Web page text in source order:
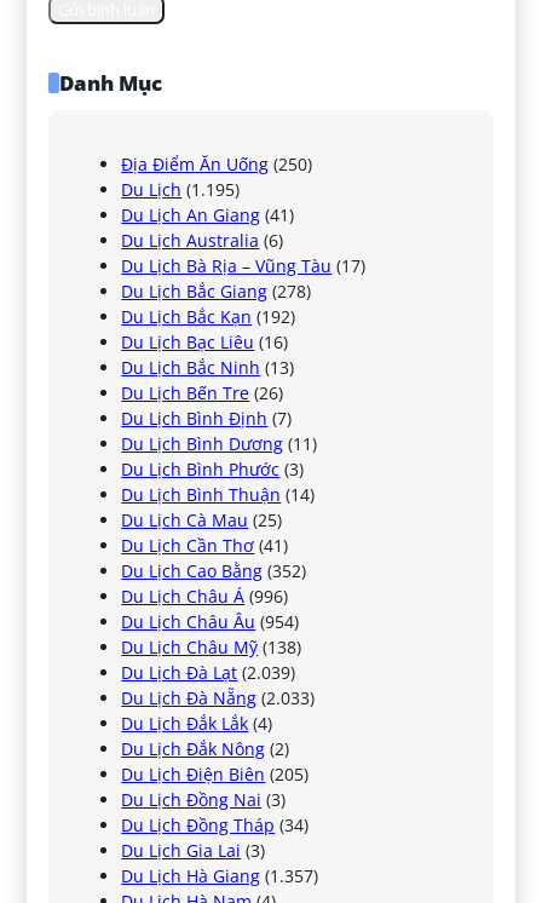
Danh Mục
Địa Điểm Ăn Uống (250)
Du Lịch (1.195)
Du Lịch An Giang (41)
Du Lịch Australia (6)
Du Lịch Bà Rịa – Vũng Tàu (17)
Du Lịch Bắc Giang (278)
Du Lịch Bắc Kạn (192)
Du Lịch Bạc Liêu (16)
Du Lịch Bắc Ninh (13)
Du Lịch Bến Tre (26)
Du Lịch Bình Định (7)
Du Lịch Bình Dương (11)
Du Lịch Bình Phước (3)
Du Lịch Bình Thuận (14)
Du Lịch Cà Mau (25)
Du Lịch Cần Thơ (41)
Du Lịch Cao Bằng (352)
Du Lịch Châu Á (996)
Du Lịch Châu Âu (954)
Du Lịch Châu Mỹ (138)
Du Lịch Đà Lạt (2.039)
Du Lịch Đà Nẵng (2.033)
Du Lịch Đắk Lắk (4)
Du Lịch Đắk Nông (2)
Du Lịch Điện Biên (205)
Du Lịch Đồng Nai (3)
Du Lịch Đồng Tháp (34)
Du Lịch Gia Lai (3)
Du Lịch Hà Giang (1.357)